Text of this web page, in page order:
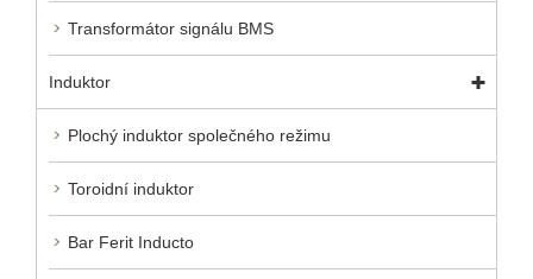
Transformátor signálu BMS
Induktor
Plochý induktor společného režimu
Toroidní induktor
Bar Ferit Inducto